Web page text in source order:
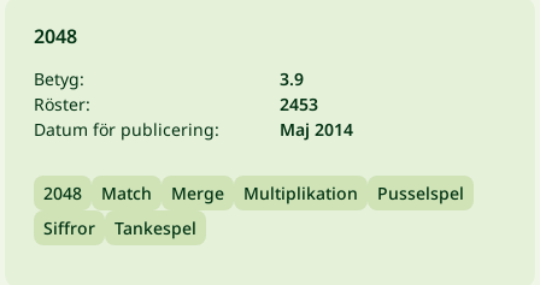
2048
Betyg:
3.9
Röster:
2453
Datum för publicering:
Maj 2014
2048 Match Merge Multiplikation
Pusselspel
Siffror
Tankespel